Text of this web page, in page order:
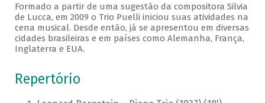
Formado a partir de uma sugestão da compositora Silvia
de Lucca, em 2009 o Trio Puelli iniciou suas atividades na
cena musical. Desde então, já se apresentou em diversas
cidades brasileiras e em países como Alemanha, França,
Inglaterra e EUA.
Repertório